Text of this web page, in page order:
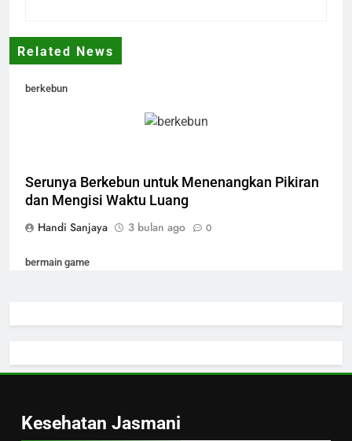
Related News
berkebun
Serunya Berkebun untuk Menenangkan Pikiran
dan Mengisi Waktu Luang
Handi Sanjaya
3 bulan ago 0
bermain game
Melepas Penat
Kesehatan Jasmani